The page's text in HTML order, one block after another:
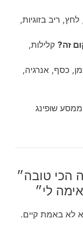
ריב בזוגיות,
זה? קלילות,
כסף, אנרגיה,
שופינג
הכי טובה״
לי״
לא באמת קיים.